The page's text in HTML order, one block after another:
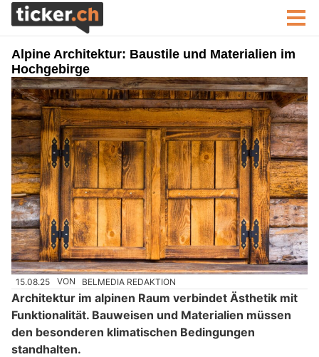
Alpine Architektur: Baustile und Materialien im
Hochgebirge
15.08.25 VON BELMEDIA REDAKTION
Architektur im alpinen Raum verbindet Ästhetik mit
Funktionalität. Bauweisen und Materialien müssen
den besonderen klimatischen Bedingungen
standhalten.